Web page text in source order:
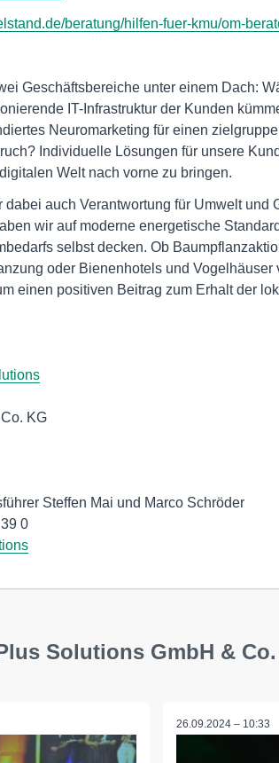
beratung/hilfen-fuer-kmu/om-
Geschäftsbereiche unter einem Dach:
IT-Infrastruktur der Kunden
Neuromarketing für einen
Individuelle Lösungen für unsere
Welt nach vorne zu bringen.
auch Verantwortung für Umwelt und
wir auf moderne energetische
selbst decken. Ob
oder Bienenhotels und Vogelhäuser
einen positiven Beitrag zum Erhalt der
KG
Steffen Mai und Marco Schröder
0
Solutions GmbH &
26.09.2024 – 10:33